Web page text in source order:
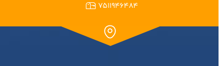
۷۵۱۱۹۴۶۴۸۴